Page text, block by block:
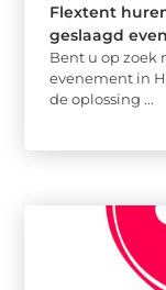
Flextent
geslaagd
Bent u op zoek
evenement in
de oplossing ...